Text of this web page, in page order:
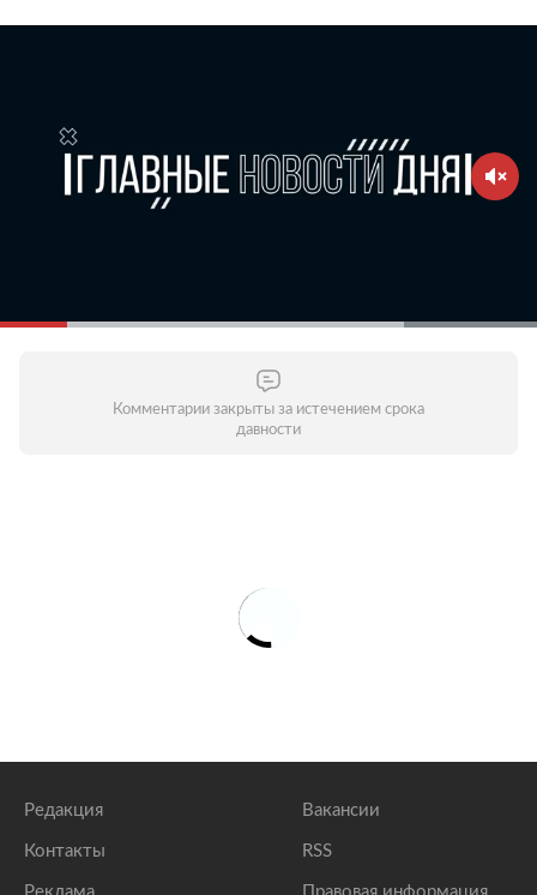
Комментарии закрыты за истечением срока
давности
Редакция
Контакты
Вакансии
RSS